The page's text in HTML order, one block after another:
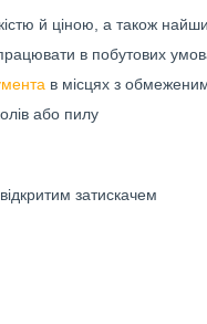
й ціною, а також
в побутових
в місцях з
або пилу
затискачем